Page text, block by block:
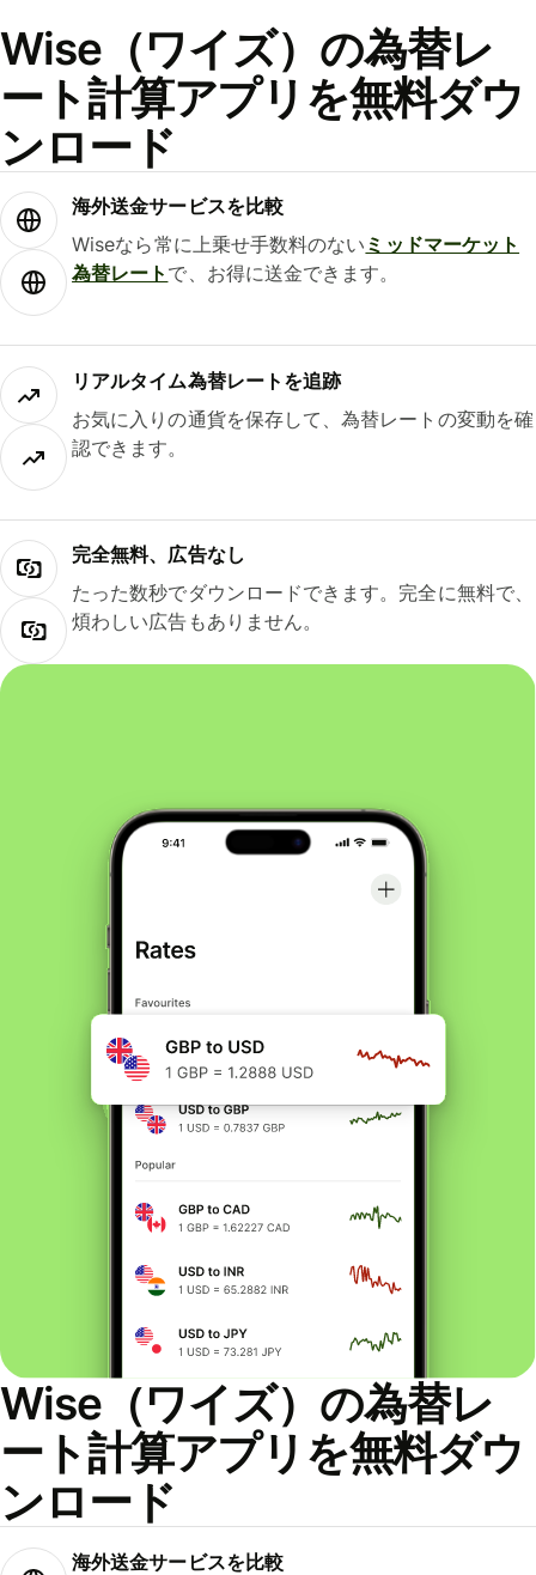
Wise（ワイズ）の為替レ
ート計算アプリを無料ダウ
ンロード
海外送金サービスを比較
Wiseなら常に上乗せ手数料のない ミッドマーケット
為替レート で、お得に送金できます。
リアルタイム為替レートを追跡
お気に入りの通貨を保存して、為替レートの変動を確
認できます。
完全無料、広告なし
たった数秒でダウンロードできます。完全に無料で、
煩わしい広告もありません。
Wise（ワイズ）の為替レ
ート計算アプリを無料ダウ
ンロード
海外送金サービスを比較